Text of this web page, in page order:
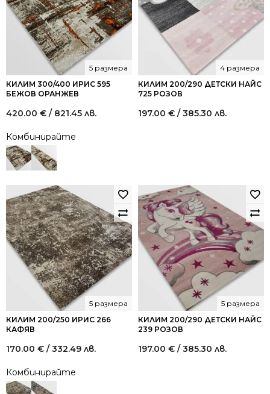
КИЛИМ 300/400 ИРИС 595
БЕЖОВ ОРАНЖЕВ
5 размера
420.00 € / 821.45 лв.
Комбинирайте
КИЛИМ 200/290 ДЕТСКИ НАЙС
725 РОЗОВ
4 размера
197.00 € / 385.30 лв.
КИЛИМ 200/250 ИРИС 266
КАФЯВ
5 размера
170.00 € / 332.49 лв.
Комбинирайте
КИЛИМ 200/290 ДЕТСКИ НАЙС
239 РОЗОВ
5 размера
197.00 € / 385.30 лв.